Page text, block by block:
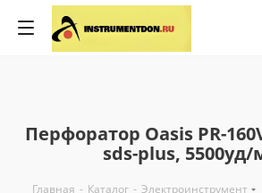
Перфоратор Oasis PR-
sds-plus,
Главная - Каталог - Электроинструмент